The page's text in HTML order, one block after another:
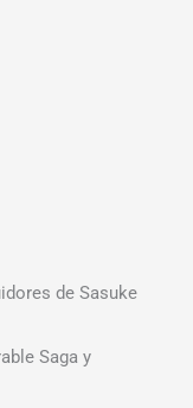
de Sasuke
Saga y